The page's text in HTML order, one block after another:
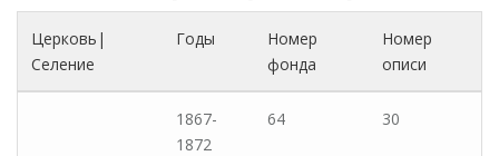
Церковь|
Селение
Годы
Номер
фонда
Номер
описи
1867-
1872
64 30